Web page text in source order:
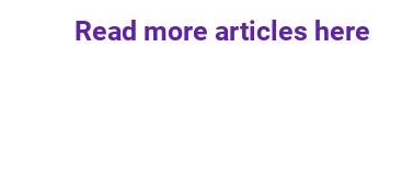
Read more articles here